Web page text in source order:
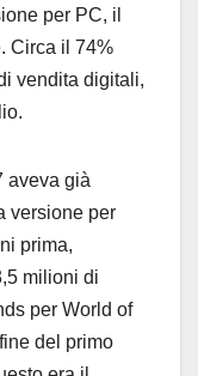
per PC, il
Circa il 74%
vendita digitali,
aveva già
versione per
prima,
milioni di
per World of
del primo